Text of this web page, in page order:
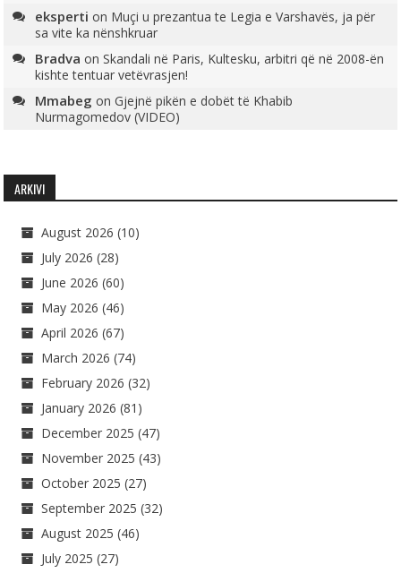
eksperti on Muçi u prezantua te Legia e Varshavës, ja për
sa vite ka nënshkruar
Bradva onSkandali në Paris, Kultesku, arbitri që në 2008-ën
kishte tentuar vetëvrasjen!
Mmabeg onGjejnë pikën e dobët të Khabib
Nurmagomedov (VIDEO)
ARKIVI
August 2026 (10)
July 2026 (28)
June 2026 (60)
May 2026 (46)
April 2026 (67)
March 2026 (74)
February 2026 (32)
January 2026 (81)
December 2025 (47)
November 2025 (43)
October 2025 (27)
September 2025 (32)
August 2025 (46)
July 2025 (27)